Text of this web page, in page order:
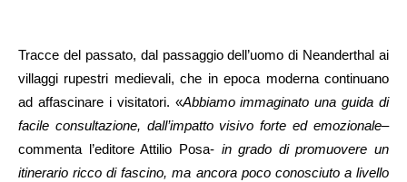
Tracce del passato, dal passaggio dell’uomo di Neanderthal ai
villaggi rupestri medievali, che in epoca moderna continuano
ad affascinare i visitatori. «Abbiamo immaginato una guida di
facile consultazione, dall’impatto visivo forte ed emozionale–
commenta l’editore Attilio Posa-in grado di promuovere un
itinerario ricco di fascino, ma ancora poco conosciuto a livello